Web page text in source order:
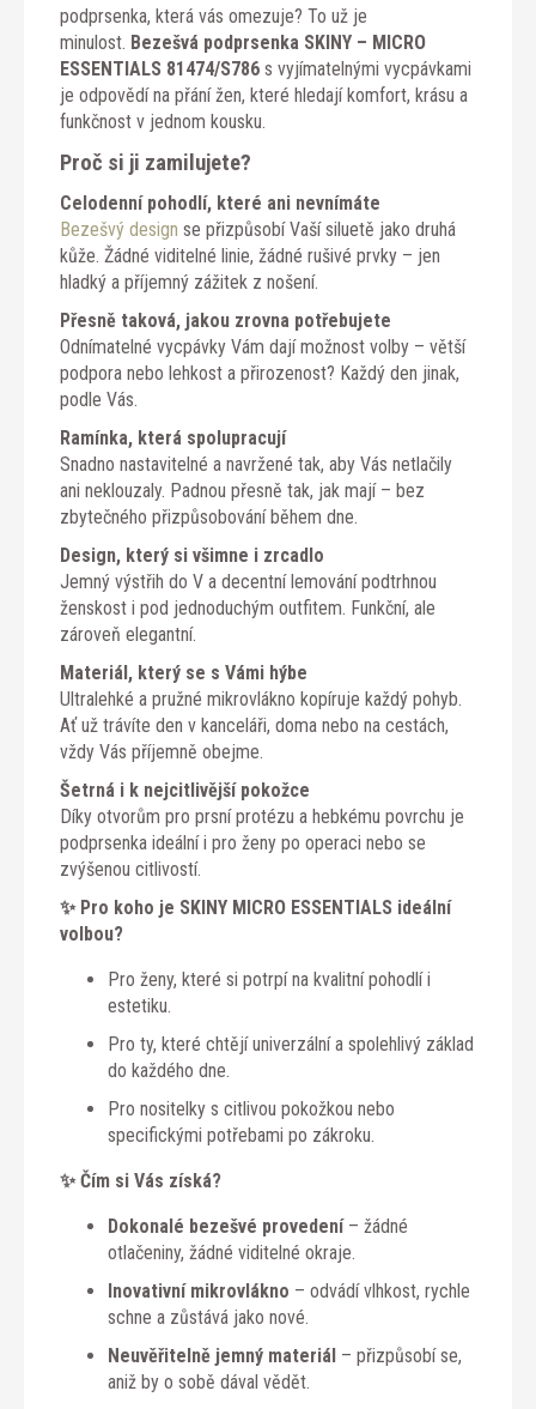
podprsenka, která vás omezuje? To už je
minulost. Bezešvá podprsenka SKINY – MICRO
ESSENTIALS 81474/S786 s vyjímatelnými vycpávkami
je odpovědí na přání žen, které hledají komfort, krásu a
funkčnost v jednom kousku.
Proč si ji zamilujete?
Celodenní pohodlí, které ani nevnímáte
Bezešvý design se přizpůsobí Vaší siluetě jako druhá
kůže. Žádné viditelné linie, žádné rušivé prvky – jen
hladký a příjemný zážitek z nošení.
Přesně taková, jakou zrovna potřebujete
Odnímatelné vycpávky Vám dají možnost volby – větší
podpora nebo lehkost a přirozenost? Každý den jinak,
podle Vás.
Ramínka, která spolupracují
Snadno nastavitelné a navržené tak, aby Vás netlačily
ani neklouzaly. Padnou přesně tak, jak mají – bez
zbytečného přizpůsobování během dne.
Design, který si všimne i zrcadlo
Jemný výstřih do V a decentní lemování podtrhnou
ženskost i pod jednoduchým outfitem. Funkční, ale
zároveň elegantní.
Materiál, který se s Vámi hýbe
Ultralehké a pružné mikrovlákno kopíruje každý pohyb.
Ať už trávíte den v kanceláři, doma nebo na cestách,
vždy Vás příjemně obejme.
Šetrná i k nejcitlivější pokožce
Díky otvorům pro prsní protézu a hebkému povrchu je
podprsenka ideální i pro ženy po operaci nebo se
zvýšenou citlivostí.
✨ Pro koho je SKINY MICRO ESSENTIALS ideální
volbou?
Pro ženy, které si potrpí na kvalitní pohodlí i
estetiku.
Pro ty, které chtějí univerzální a spolehlivý základ
do každého dne.
Pro nositelky s citlivou pokožkou nebo
specifickými potřebami po zákroku.
✨ Čím si Vás získá?
Dokonalé bezešvé provedení– žádné
otlačeniny, žádné viditelné okraje.
Inovativní mikrovlákno – odvádí vlhkost, rychle
schne a zůstává jako nové.
Neuvěřitelně jemný materiál – přizpůsobí se,
aniž by o sobě dával vědět.